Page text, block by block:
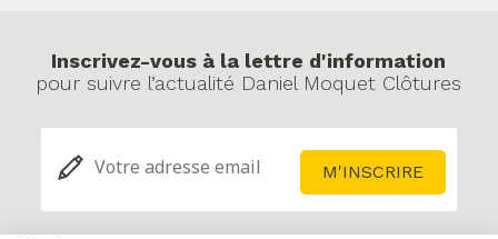
Inscrivez-vous à la lettre d'information
pour suivre l’actualité Daniel Moquet Clôtures